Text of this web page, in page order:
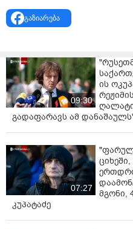
ჩაუტარდა, თუმცა მისი
შეგახსენებთ, შემთხვევა
მის შვილს ცეცხლსასროლი
სროლის შედეგად შვილი, 30
დაიღუპა.
ბრალდებული და
სავაჭრო ცენტრის
მოვაჭრეებს ერთმანეთთან
სარეალიზაციო
შინაგან საქმეთა
მომხდარზე გამოძიება
გაზიარება
09:30
ის
გადაფარავს ამ
07:27
მგონი,
კუპატაძე